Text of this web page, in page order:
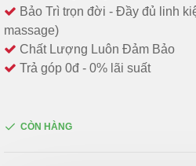
Bảo Trì trọn đời - Đầy đủ linh
massage)
Chất Lượng Luôn Đảm Bảo
Trả góp 0đ - 0% lãi suất
CÒN HÀNG